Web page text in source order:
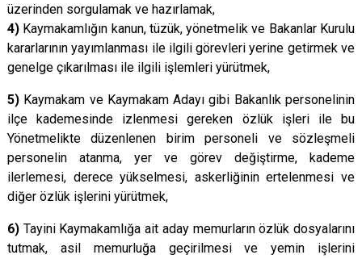
üzerinden sorgulamak ve hazırlamak,
4) Kaymakamlığın kanun, tüzük, yönetmelik ve Bakanlar Kurulu
kararlarının yayımlanması ile ilgili görevleri yerine getirmek ve
genelge çıkarılması ile ilgili işlemleri yürütmek,
5) Kaymakam ve Kaymakam Adayı gibi Bakanlık personelinin
ilçe kademesinde izlenmesi gereken özlük işleri ile bu
Yönetmelikte düzenlenen birim personeli ve sözleşmeli
personelin atanma, yer ve görev değiştirme, kademe
ilerlemesi, derece yükselmesi, askerliğinin ertelenmesi ve
diğer özlük işlerini yürütmek,
6) Tayini Kaymakamlığa ait aday memurların özlük dosyalarını
tutmak, asil memurluğa geçirilmesi ve yemin işlerini